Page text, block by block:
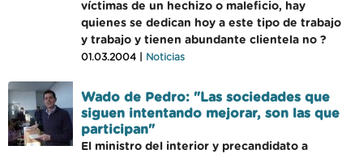
víctimas de un hechizo o maleficio, hay
quienes se dedican hoy a este tipo de trabajo
y trabajo y tienen abundante clientela no ?
01.03.2004 | Noticias
Wado de Pedro: "Las sociedades que
siguen intentando mejorar, son las que
participan"
El ministro del interior y precandidato a